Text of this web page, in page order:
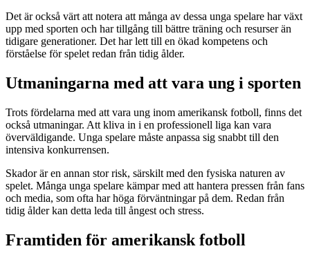
Det är också värt att notera att många av dessa unga spelare har växt
upp med sporten och har tillgång till bättre träning och resurser än
tidigare generationer. Det har lett till en ökad kompetens och
förståelse för spelet redan från tidig ålder.
Utmaningarna med att vara ung i sporten
Trots fördelarna med att vara ung inom amerikansk fotboll, finns det
också utmaningar. Att kliva in i en professionell liga kan vara
överväldigande. Unga spelare måste anpassa sig snabbt till den
intensiva konkurrensen.
Skador är en annan stor risk, särskilt med den fysiska naturen av
spelet. Många unga spelare kämpar med att hantera pressen från fans
och media, som ofta har höga förväntningar på dem. Redan från
tidig ålder kan detta leda till ångest och stress.
Framtiden för amerikansk fotboll